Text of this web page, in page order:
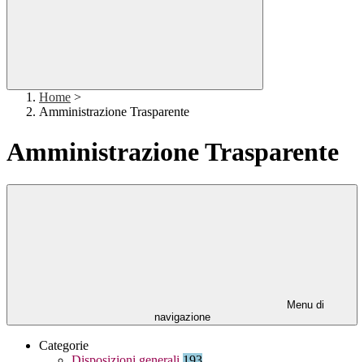
Home >
Amministrazione Trasparente
Amministrazione Trasparente
Menu di
navigazione
Categorie